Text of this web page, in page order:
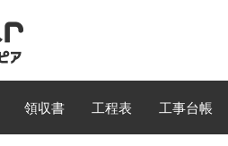
領収書 工程表 工事台帳